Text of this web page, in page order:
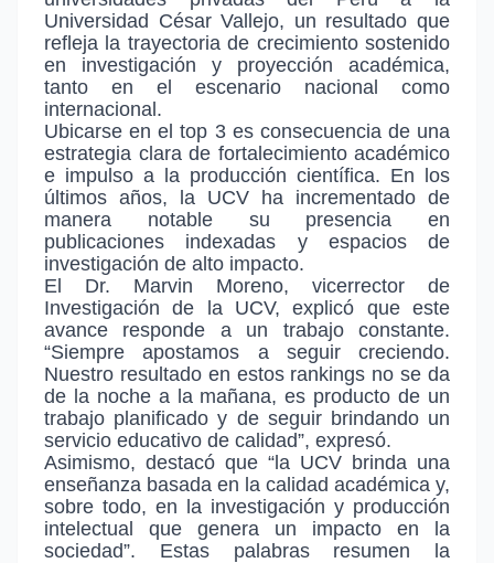
Universidad César Vallejo, un resultado que
refleja la trayectoria de crecimiento sostenido
en investigación y proyección académica,
tanto en el escenario nacional como
internacional.
Ubicarse en el top 3 es consecuencia de una
estrategia clara de fortalecimiento académico
e impulso a la producción científica. En los
últimos años, la UCV ha incrementado de
manera notable su presencia en
publicaciones indexadas y espacios de
investigación de alto impacto.
El Dr. Marvin Moreno, vicerrector de
Investigación de la UCV, explicó que este
avance responde a un trabajo constante.
“Siempre apostamos a seguir creciendo.
Nuestro resultado en estos rankings no se da
de la noche a la mañana, es producto de un
trabajo planificado y de seguir brindando un
servicio educativo de calidad”, expresó.
Asimismo, destacó que “la UCV brinda una
enseñanza basada en la calidad académica y,
sobre todo, en la investigación y producción
intelectual que genera un impacto en la
sociedad”. Estas palabras resumen la